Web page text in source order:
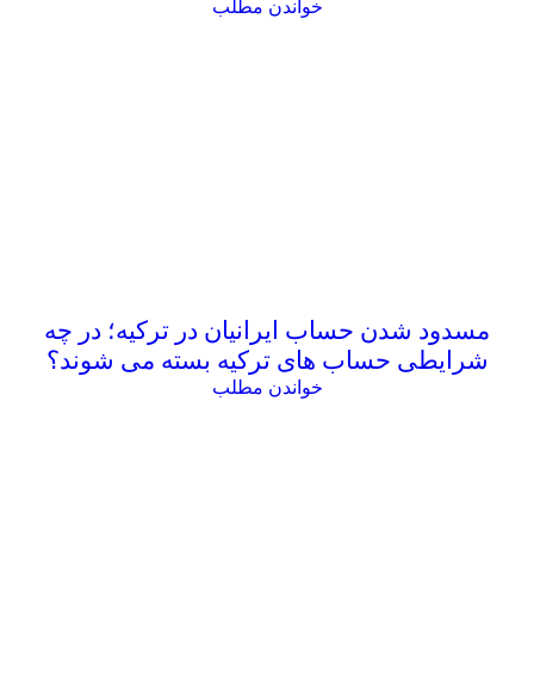
خواندن مطلب
مسدود شدن حساب ایرانیان در ترکیه؛ در چه
شرایطی حساب های ترکیه بسته می شوند؟
خواندن مطلب